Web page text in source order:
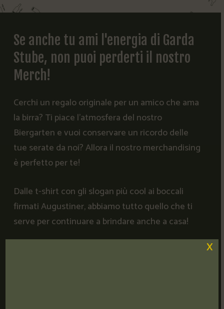
Se anche tu ami l'energia di Garda
Stube, non puoi perderti il nostro
Merch!
Cerchi un regalo originale per un amico che ama
la birra? Ti piace l’atmosfera del nostro
Biergarten e vuoi conservare un ricordo delle
tue serate da noi? Allora il nostro merchandising
è perfetto per te!
Dalle t-shirt con gli slogan più cool ai boccali
firmati Augustiner, abbiamo tutto quello che ti
serve per continuare a brindare anche a casa!
X